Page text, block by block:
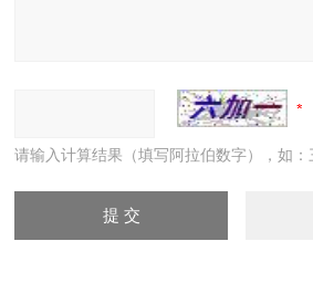
请输入计算结果（填写阿拉伯数字），如：